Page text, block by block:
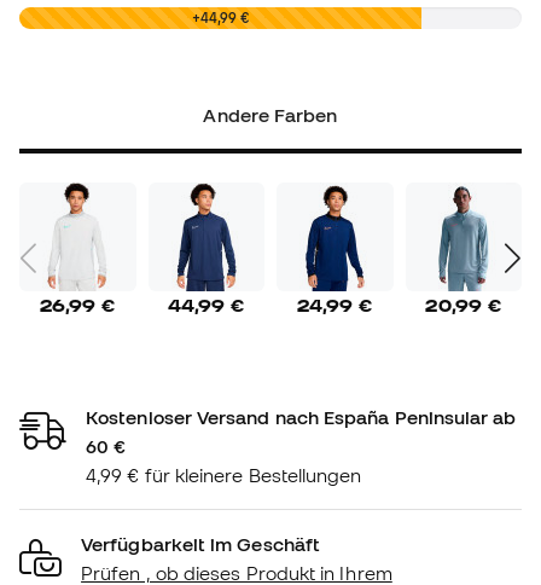
0,00 € +44,99 €
Andere Farben
26,99 € 44,99 € 24,99 € 20,99 €
Kostenloser Versand nach España Peninsular ab
60 €
4,99 € für kleinere Bestellungen
Verfügbarkeit im Geschäft
Prüfen , ob dieses Produkt in Ihrem